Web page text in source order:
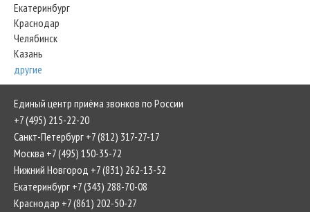
Екатеринбург
Краснодар
Челябинск
Казань
другие
Единый центр приёма звонков по России
+7 (495) 215-22-20
Санкт-Петербург +7 (812) 317-27-17
Москва +7 (495) 150-35-72
Нижний Новгород +7 (831) 262-13-52
Екатеринбург +7 (343) 288-70-08
Краснодар +7 (861) 202-50-27